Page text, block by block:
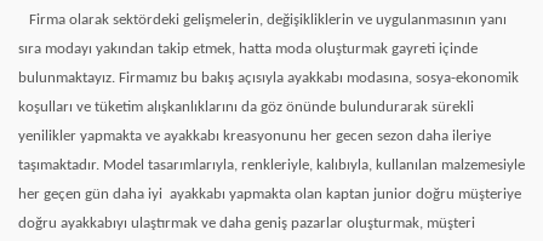
Firma olarak sektördeki gelişmelerin, değişikliklerin ve uygulanmasının yanı
sıra modayı yakından takip etmek, hatta moda oluşturmak gayreti içinde
bulunmaktayız. Firmamız bu bakış açısıyla ayakkabı modasına, sosya-ekonomik
koşulları ve tüketim alışkanlıklarını da göz önünde bulundurarak sürekli
yenilikler yapmakta ve ayakkabı kreasyonunu her gecen sezon daha ileriye
taşımaktadır. Model tasarımlarıyla, renkleriyle, kalıbıyla, kullanılan malzemesiyle
her geçen gün daha iyi ayakkabı yapmakta olan kaptan junior doğru müşteriye
doğru ayakkabıyı ulaştırmak ve daha geniş pazarlar oluşturmak, müşteri